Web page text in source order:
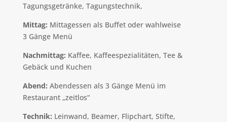
Tagungsgetränke, Tagungstechnik,
Mittag: Mittagessen als Buffet oder wahlweise
3 Gänge Menü
Nachmittag: Kaffee, Kaffeespezialitäten, Tee &
Gebäck und Kuchen
Abend: Abendessen als 3 Gänge Menü im
Restaurant „zeitlos“
Technik: Leinwand, Beamer, Flipchart, Stifte,